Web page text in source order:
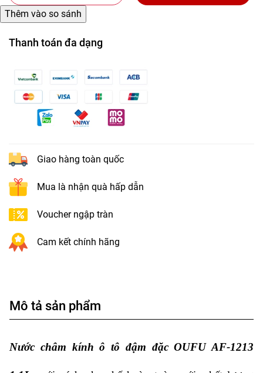
Thanh toán đa dạng
Giao hàng toàn quốc
Mua là nhận quà hấp dẫn
Voucher ngập tràn
Cam kết chính hãng
Mô tả sản phẩm
Nước châm kính ô tô đậm đặc OUFU AF-1213